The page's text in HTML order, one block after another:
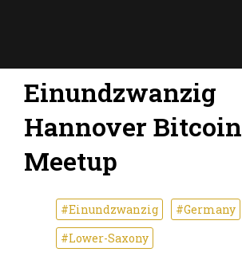
Einundzwanzig
Hannover Bitcoin
Meetup
#Einundzwanzig #Germany
#Lower-Saxony